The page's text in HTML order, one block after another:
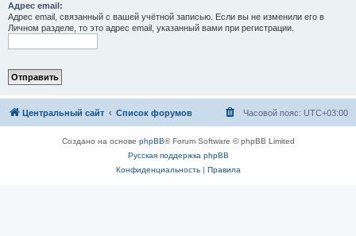
Адрес email:
Адрес email, связанный с вашей учётной записью. Если вы не изменили его в
Личном разделе, то это адрес email, указанный вами при регистрации.
Центральный сайт Список форумов Часовой пояс: UTC+03:00
Создано на основе phpBB® Forum Software © phpBB Limited
Русская поддержка phpBB
Конфиденциальность| Правила